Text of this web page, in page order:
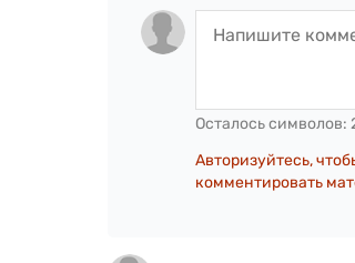
Осталось символов:
Авторизуйтесь,
комментировать